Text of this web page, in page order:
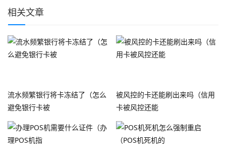
相关文章
流水频繁银行将卡冻结了（怎么
避免银行卡被
被风控的卡还能刷出来吗（信用
卡被风控还能